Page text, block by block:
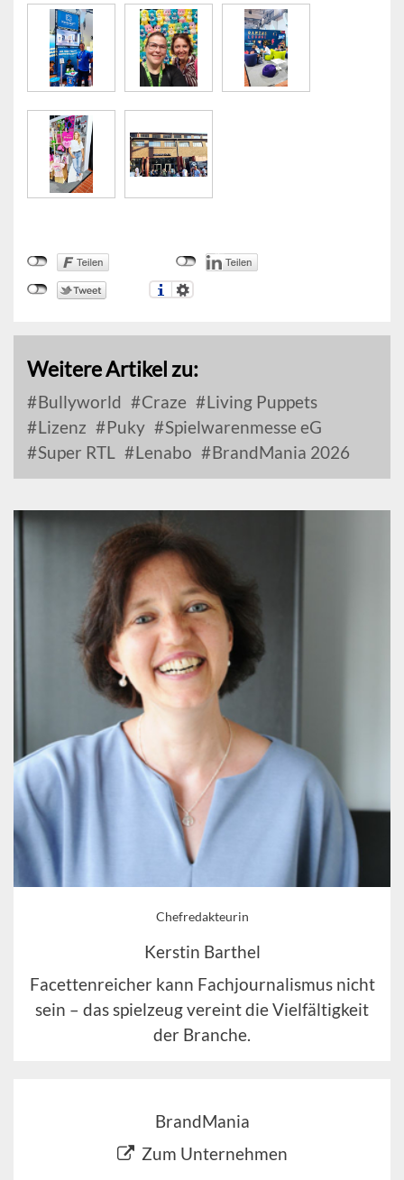
Weitere Artikel zu:
Bullyworld Craze
Living Puppets
Lizenz
Puky
Spielwarenmesse eG
Super RTL
Lenabo BrandMania 2026
Chefredakteurin
Kerstin Barthel
Facettenreicher kann Fachjournalismus nicht
sein – das spielzeug vereint die Vielfältigkeit
der Branche.
BrandMania
Zum Unternehmen